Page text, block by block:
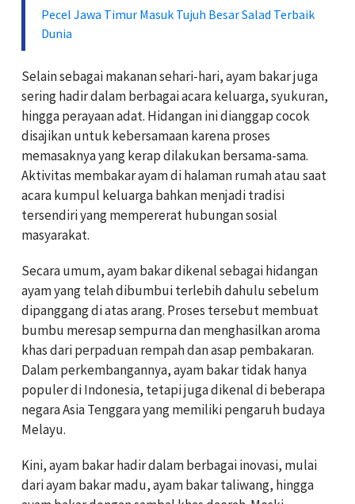
Pecel Jawa Timur Masuk Tujuh Besar Salad Terbaik
Dunia
Selain sebagai makanan sehari-hari, ayam bakar juga
sering hadir dalam berbagai acara keluarga, syukuran,
hingga perayaan adat. Hidangan ini dianggap cocok
disajikan untuk kebersamaan karena proses
memasaknya yang kerap dilakukan bersama-sama.
Aktivitas membakar ayam di halaman rumah atau saat
acara kumpul keluarga bahkan menjadi tradisi
tersendiri yang mempererat hubungan sosial
masyarakat.
Secara umum, ayam bakar dikenal sebagai hidangan
ayam yang telah dibumbui terlebih dahulu sebelum
dipanggang di atas arang. Proses tersebut membuat
bumbu meresap sempurna dan menghasilkan aroma
khas dari perpaduan rempah dan asap pembakaran.
Dalam perkembangannya, ayam bakar tidak hanya
populer di Indonesia, tetapi juga dikenal di beberapa
negara Asia Tenggara yang memiliki pengaruh budaya
Melayu.
Kini, ayam bakar hadir dalam berbagai inovasi, mulai
dari ayam bakar madu, ayam bakar taliwang, hingga